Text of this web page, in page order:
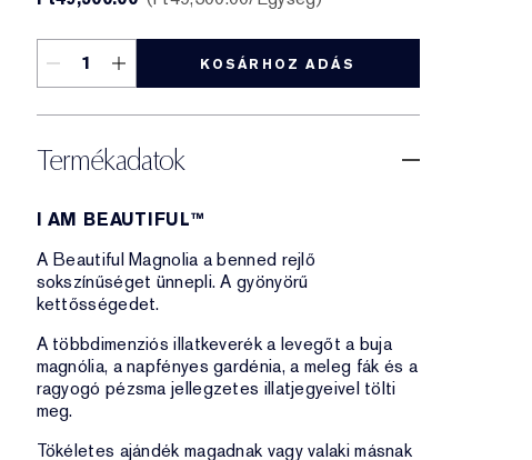
KOSÁRHOZ ADÁS
Termékadatok
I AM BEAUTIFUL™
A Beautiful Magnolia a benned rejlő
sokszínűséget ünnepli. A gyönyörű
kettősségedet.
A többdimenziós illatkeverék a levegőt a buja
magnólia, a napfényes gardénia, a meleg fák és a
ragyogó pézsma jellegzetes illatjegyeivel tölti
meg.
Tökéletes ajándék magadnak vagy valaki másnak